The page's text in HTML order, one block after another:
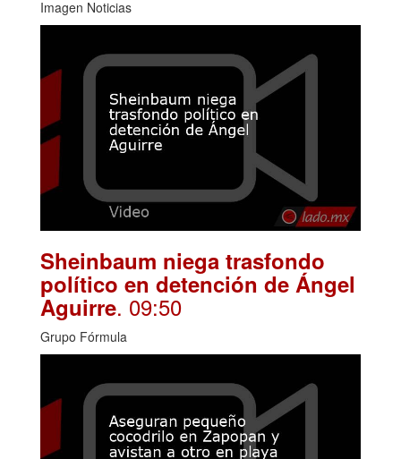
Imagen Noticias
Sheinbaum niega trasfondo
político en detención de Ángel
Aguirre. 09:50
Grupo Fórmula